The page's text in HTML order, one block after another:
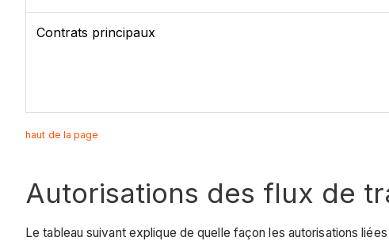
Contrats principaux
haut de la page
Autorisations des flux de
Le tableau suivant explique de quelle façon les autorisations